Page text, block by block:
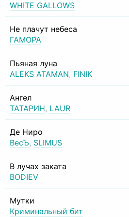
WHITE GALLOWS
Не плачут небеса
ГАМОРА
Пьяная луна
ALEKS ATAMAN, FINIK
Ангел
ТАТАРИН, LAUR
Де Ниро
ВесЪ, SLIMUS
В лучах заката
BODIEV
Мутки
Криминальный бит